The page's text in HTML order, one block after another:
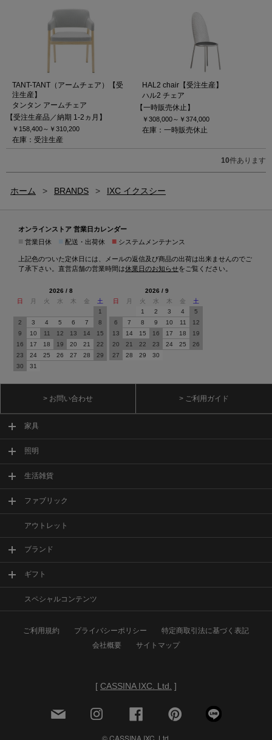
TANT-TANT（アームチェア）【受
注生産】
タンタン アームチェア
【受注生産品／納期 1-2ヵ月】
￥158,400～ ￥310,200
在庫：受注生産
HAL2 chair【受注生産】
ハル2 チェア
【一時販売休止】
￥308,000～ ￥374,000
在庫：一時販売休止
10件あります
ホーム > BRANDS > IXC イクスシー
オンラインストア 営業日カレンダー
営業日休 配送・出荷休 ■ システムメンテナンス
上記色のついた定休日には、メールの返信及び商品の出荷は出来ませんのでご
了承下さい。直営店舗の営業時間は休業日のお知らせをご覧ください。
2026 / 8
日
月 火 水 木 金
土
1
2
3 4 5 6 7
8
9
10 11 12 13 14
15
16
17 18 19 20 21
22
23
24 25 26 27 28
29
30
31
2026 / 9
日
月 火 水 木 金
土
1
2 3 4
5
6
7 8 9 10 11
12
13
14 15 16 17 18
19
20
21 22 23 24 25
26
27
28 29 30
> お問い合わせ > ご利用ガイド
家具
照明
生活雑貨
ファブリック
アウトレット
ブランド
ギフト
スペシャルコンテンツ
ご利用規約 プライバシーポリシー
特定商取引法に基づく表記
会社概要
サイトマップ
[ CASSINA IXC. Ltd. ]
© CASSINA IXC. Ltd.